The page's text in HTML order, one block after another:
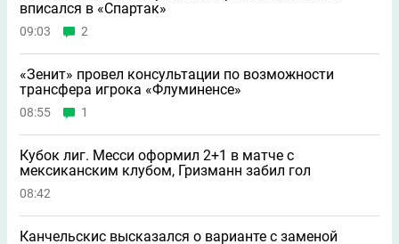
вписался в «Спартак»
09:03 2
«Зенит» провел консультации по возможности
трансфера игрока «Флуминенсе»
08:55 1
Кубок лиг. Месси оформил 2+1 в матче с
мексиканским клубом, Гризманн забил гол
08:42
Канчельскис высказался о варианте с заменой